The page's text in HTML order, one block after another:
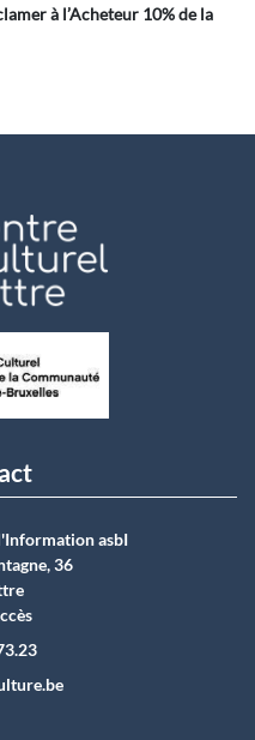
à l’Acheteur 10% de la
asbI
36